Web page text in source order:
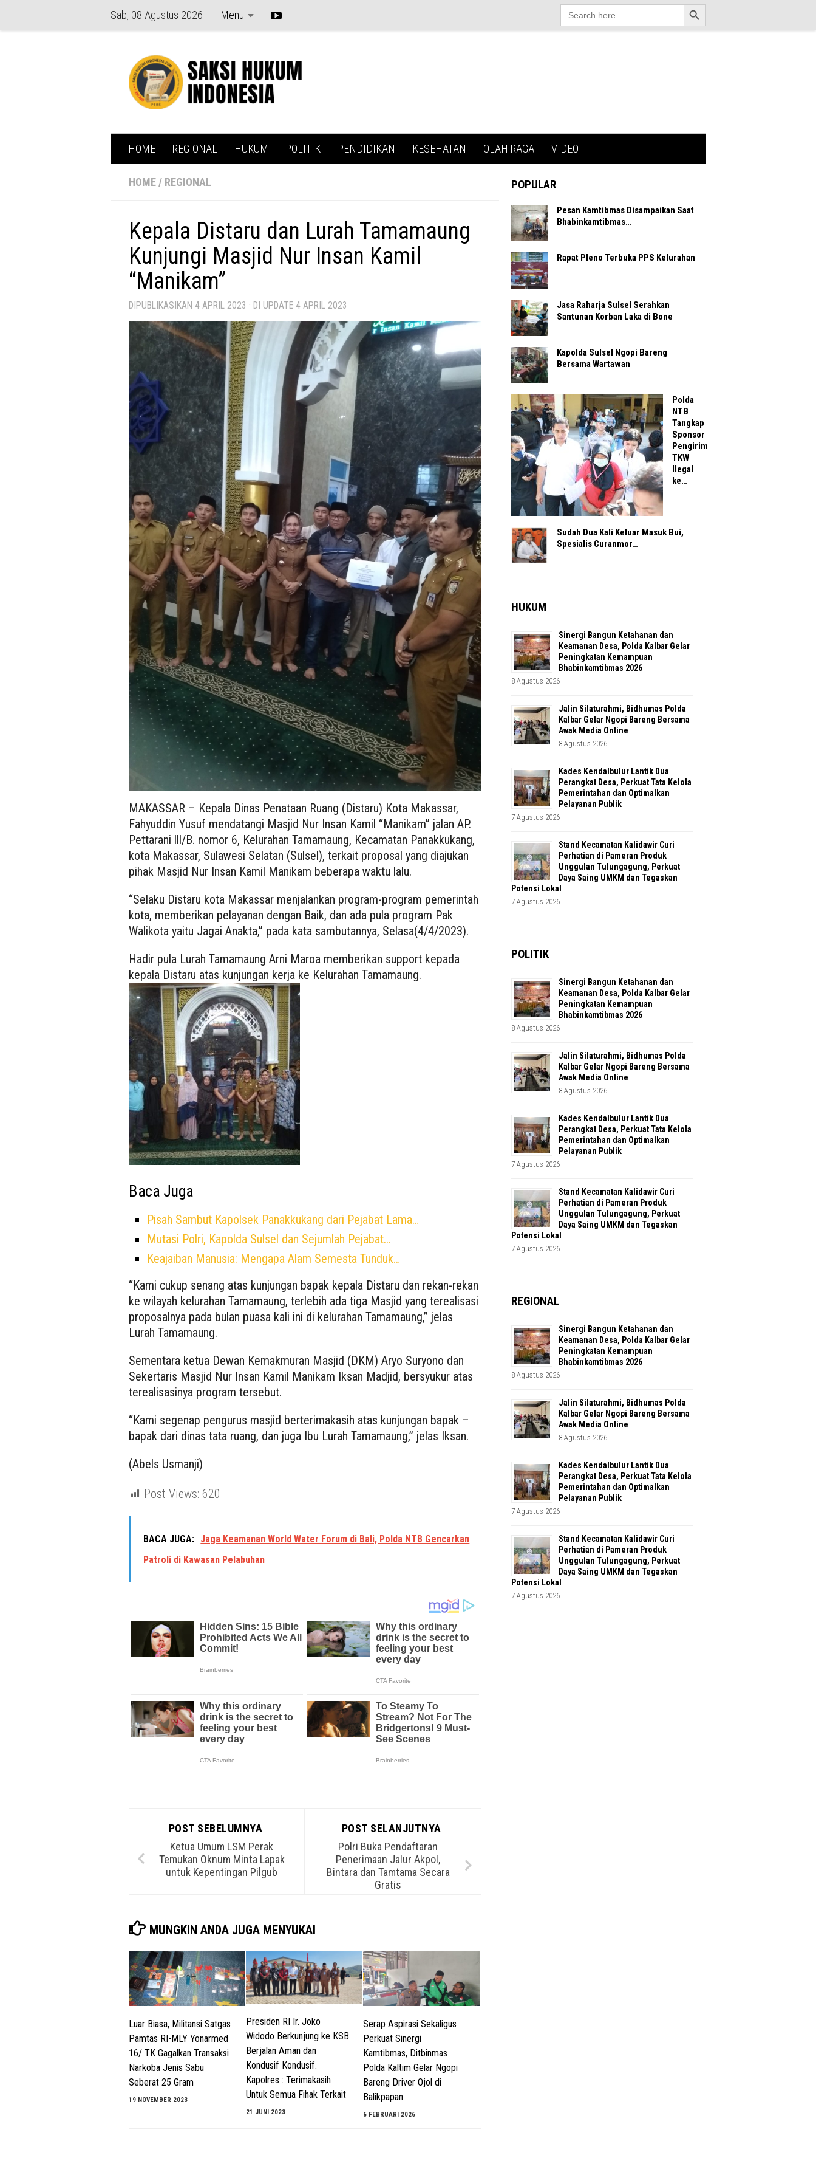
Sab, 08 Agustus 2026 Menu
Search
for:
Search Button
HOME REGIONAL HUKUM POLITIK PENDIDIKAN KESEHATAN OLAH RAGA VIDEO
HOME/ REGIONAL
Kepala Distaru dan Lurah Tamamaung
Kunjungi Masjid Nur Insan Kamil
“Manikam”
DIPUBLIKASIKAN 4 APRIL 2023 · DI UPDATE 4 APRIL 2023
MAKASSAR – Kepala Dinas Penataan Ruang (Distaru) Kota Makassar,
Fahyuddin Yusuf mendatangi Masjid Nur Insan Kamil “Manikam” jalan AP.
Pettarani lll/B. nomor 6, Kelurahan Tamamaung, Kecamatan Panakkukang,
kota Makassar, Sulawesi Selatan (Sulsel), terkait proposal yang diajukan
pihak Masjid Nur Insan Kamil Manikam beberapa waktu lalu.
“Selaku Distaru kota Makassar menjalankan program-program pemerintah
kota, memberikan pelayanan dengan Baik, dan ada pula program Pak
Walikota yaitu Jagai Anakta,” pada kata sambutannya, Selasa(4/4/2023).
Hadir pula Lurah Tamamaung Arni Maroa memberikan support kepada
kepala Distaru atas kunjungan kerja ke Kelurahan Tamamaung.
Baca Juga
Pisah Sambut Kapolsek Panakkukang dari Pejabat Lama…
Mutasi Polri, Kapolda Sulsel dan Sejumlah Pejabat…
Keajaiban Manusia: Mengapa Alam Semesta Tunduk…
“Kami cukup senang atas kunjungan bapak kepala Distaru dan rekan-rekan
ke wilayah kelurahan Tamamaung, terlebih ada tiga Masjid yang terealisasi
proposalnya pada bulan puasa kali ini di kelurahan Tamamaung,” jelas
Lurah Tamamaung.
Sementara ketua Dewan Kemakmuran Masjid (DKM) Aryo Suryono dan
Sekertaris Masjid Nur Insan Kamil Manikam Iksan Madjid, bersyukur atas
terealisasinya program tersebut.
“Kami segenap pengurus masjid berterimakasih atas kunjungan bapak –
bapak dari dinas tata ruang, dan juga Ibu Lurah Tamamaung,” jelas Iksan.
(Abels Usmanji)
Post Views: 620
BACA JUGA: Jaga Keamanan World Water Forum di Bali, Polda NTB Gencarkan
Patroli di Kawasan Pelabuhan
POST SELANJUTNYA
Polri Buka Pendaftaran
Penerimaan Jalur Akpol,
Bintara dan Tamtama Secara
Gratis
POST SEBELUMNYA
Ketua Umum LSM Perak
Temukan Oknum Minta Lapak
untuk Kepentingan Pilgub
MUNGKIN ANDA JUGA MENYUKAI
Luar Biasa, Militansi Satgas
Pamtas RI-MLY Yonarmed
16/ TK Gagalkan Transaksi
Narkoba Jenis Sabu
Seberat 25 Gram
19 NOVEMBER 2023
Presiden RI Ir. Joko
Widodo Berkunjung ke KSB
Berjalan Aman dan
Kondusif Kondusif.
Kapolres : Terimakasih
Untuk Semua Fihak Terkait
21 JUNI 2023
Serap Aspirasi Sekaligus
Perkuat Sinergi
Kamtibmas, Ditbinmas
Polda Kaltim Gelar Ngopi
Bareng Driver Ojol di
Balikpapan
6 FEBRUARI 2026
POPULAR
Pesan Kamtibmas Disampaikan Saat
Bhabinkamtibmas…
Rapat Pleno Terbuka PPS Kelurahan
Jasa Raharja Sulsel Serahkan
Santunan Korban Laka di Bone
Kapolda Sulsel Ngopi Bareng
Bersama Wartawan
Polda
NTB
Tangkap
Sponsor
Pengirim
TKW
Ilegal
ke…
Sudah Dua Kali Keluar Masuk Bui,
Spesialis Curanmor…
HUKUM
Sinergi Bangun Ketahanan dan
Keamanan Desa, Polda Kalbar Gelar
Peningkatan Kemampuan
Bhabinkamtibmas 2026
8 Agustus 2026
Jalin Silaturahmi, Bidhumas Polda
Kalbar Gelar Ngopi Bareng Bersama
Awak Media Online
8 Agustus 2026
Kades Kendalbulur Lantik Dua
Perangkat Desa, Perkuat Tata Kelola
Pemerintahan dan Optimalkan
Pelayanan Publik
7 Agustus 2026
Stand Kecamatan Kalidawir Curi
Perhatian di Pameran Produk
Unggulan Tulungagung, Perkuat
Daya Saing UMKM dan Tegaskan
Potensi Lokal
7 Agustus 2026
POLITIK
Sinergi Bangun Ketahanan dan
Keamanan Desa, Polda Kalbar Gelar
Peningkatan Kemampuan
Bhabinkamtibmas 2026
8 Agustus 2026
Jalin Silaturahmi, Bidhumas Polda
Kalbar Gelar Ngopi Bareng Bersama
Awak Media Online
8 Agustus 2026
Kades Kendalbulur Lantik Dua
Perangkat Desa, Perkuat Tata Kelola
Pemerintahan dan Optimalkan
Pelayanan Publik
7 Agustus 2026
Stand Kecamatan Kalidawir Curi
Perhatian di Pameran Produk
Unggulan Tulungagung, Perkuat
Daya Saing UMKM dan Tegaskan
Potensi Lokal
7 Agustus 2026
REGIONAL
Sinergi Bangun Ketahanan dan
Keamanan Desa, Polda Kalbar Gelar
Peningkatan Kemampuan
Bhabinkamtibmas 2026
8 Agustus 2026
Jalin Silaturahmi, Bidhumas Polda
Kalbar Gelar Ngopi Bareng Bersama
Awak Media Online
8 Agustus 2026
Kades Kendalbulur Lantik Dua
Perangkat Desa, Perkuat Tata Kelola
Pemerintahan dan Optimalkan
Pelayanan Publik
7 Agustus 2026
Stand Kecamatan Kalidawir Curi
Perhatian di Pameran Produk
Unggulan Tulungagung, Perkuat
Daya Saing UMKM dan Tegaskan
Potensi Lokal
7 Agustus 2026